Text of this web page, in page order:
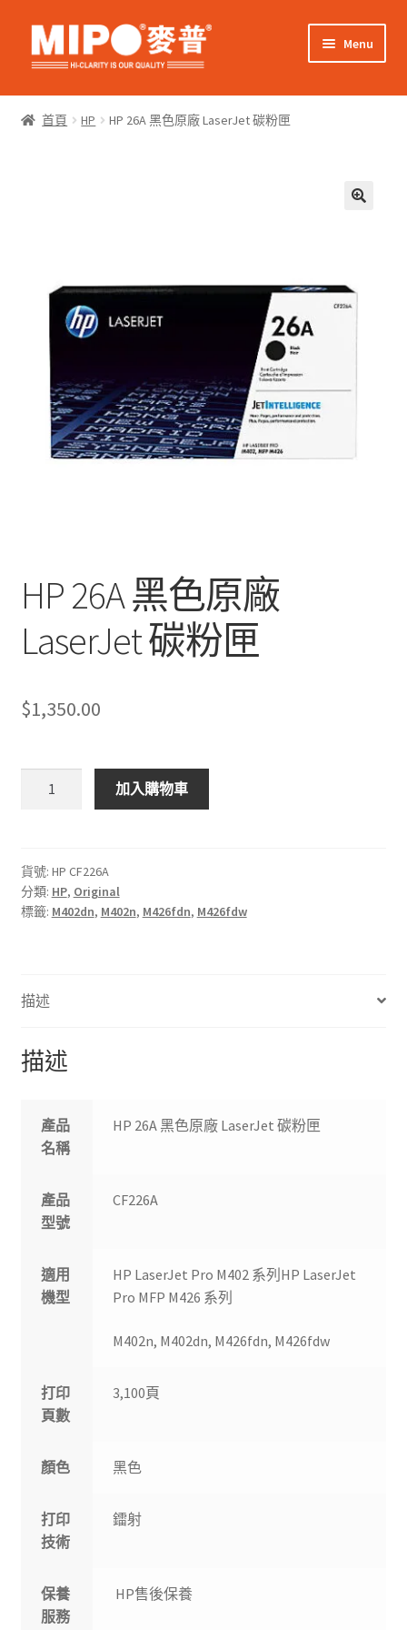
Skip
to
Skip
to
Menu
網上購物
Expand
child
我的帳戶
首頁 HP HP 26A 黑色原廠 LaserJet 碳粉匣
HP 26A 黑色原廠
LaserJet 碳粉匣
$1,350.00
原
廠
LaserJet
數
加入購物車
貨號: HP CF226A
分類: HP, Original
標籤: M402dn, M402n, M426fdn, M426fdw
描述
描述
產品
名稱
HP 26A 黑色原廠 LaserJet 碳粉匣
產品
型號
CF226A
適用
機型
HP LaserJet Pro M402 系列HP LaserJet
Pro MFP M426 系列
M402n, M402dn, M426fdn, M426fdw
打印
頁數
3,100頁
顏色 黑色
打印
技術
鐳射
保養
服務
HP售後保養